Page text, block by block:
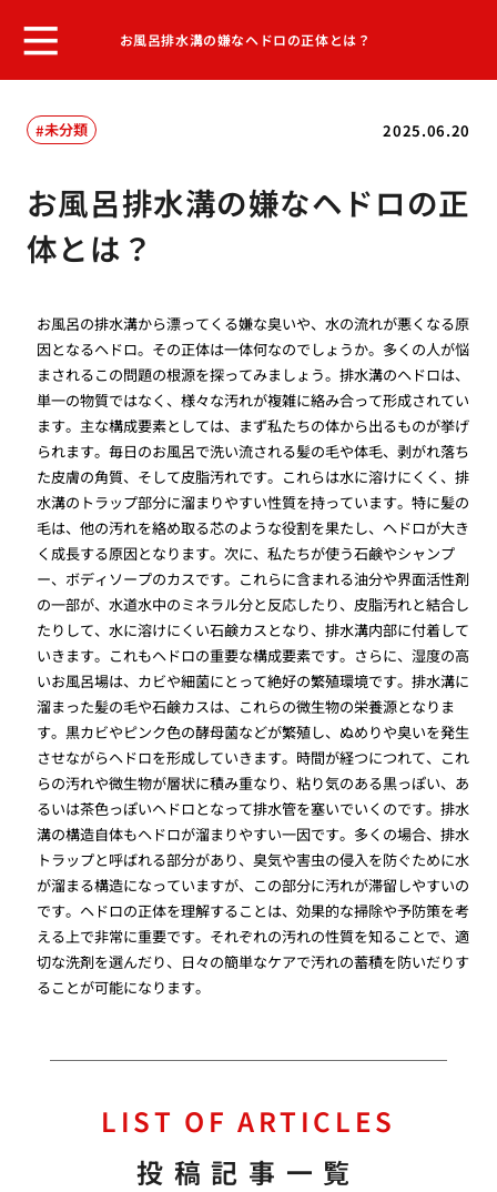
お風呂排水溝の嫌なヘドロの正体とは？
2025.06.20
未分類
お風呂排水溝の嫌なヘドロの正
体とは？
お風呂の排水溝から漂ってくる嫌な臭いや、水の流れが悪くなる原
因となるヘドロ。その正体は一体何なのでしょうか。多くの人が悩
まされるこの問題の根源を探ってみましょう。排水溝のヘドロは、
単一の物質ではなく、様々な汚れが複雑に絡み合って形成されてい
ます。主な構成要素としては、まず私たちの体から出るものが挙げ
られます。毎日のお風呂で洗い流される髪の毛や体毛、剥がれ落ち
た皮膚の角質、そして皮脂汚れです。これらは水に溶けにくく、排
水溝のトラップ部分に溜まりやすい性質を持っています。特に髪の
毛は、他の汚れを絡め取る芯のような役割を果たし、ヘドロが大き
く成長する原因となります。次に、私たちが使う石鹸やシャンプ
ー、ボディソープのカスです。これらに含まれる油分や界面活性剤
の一部が、水道水中のミネラル分と反応したり、皮脂汚れと結合し
たりして、水に溶けにくい石鹸カスとなり、排水溝内部に付着して
いきます。これもヘドロの重要な構成要素です。さらに、湿度の高
いお風呂場は、カビや細菌にとって絶好の繁殖環境です。排水溝に
溜まった髪の毛や石鹸カスは、これらの微生物の栄養源となりま
す。黒カビやピンク色の酵母菌などが繁殖し、ぬめりや臭いを発生
させながらヘドロを形成していきます。時間が経つにつれて、これ
らの汚れや微生物が層状に積み重なり、粘り気のある黒っぽい、あ
るいは茶色っぽいヘドロとなって排水管を塞いでいくのです。排水
溝の構造自体もヘドロが溜まりやすい一因です。多くの場合、排水
トラップと呼ばれる部分があり、臭気や害虫の侵入を防ぐために水
が溜まる構造になっていますが、この部分に汚れが滞留しやすいの
です。ヘドロの正体を理解することは、効果的な掃除や予防策を考
える上で非常に重要です。それぞれの汚れの性質を知ることで、適
切な洗剤を選んだり、日々の簡単なケアで汚れの蓄積を防いだりす
ることが可能になります。
LIST OF ARTICLES
投稿記事一覧